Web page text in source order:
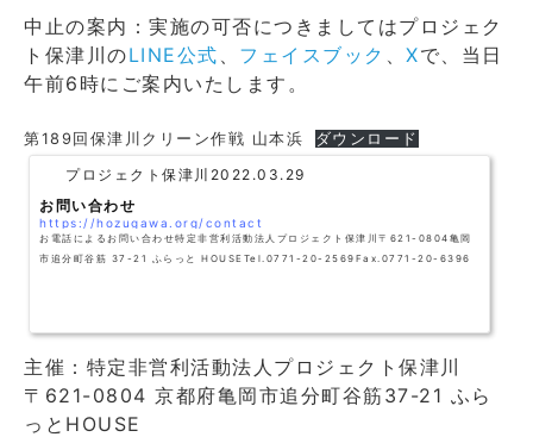
中止の案内：実施の可否につきましてはプロジェク
ト保津川のLINE公式 フェイスブック Xで、当日
午前6時にご案内いたします。
第189回保津川クリーン作戦 山本浜
ダウンロード
プロジェクト保津川 2022.03.29
お問い合わせ
https://hozugawa.org/contact
お電話によるお問い合わせ特定非営利活動法人プロジェクト保津川〒621-0804亀岡
市追分町谷筋 37-21 ふらっと HOUSETel.0771-20-2569Fax.0771-20-6396
主催：特定非営利活動法人プロジェクト保津川
〒621-0804 京都府亀岡市追分町谷筋37-21 ふら
っとHOUSE